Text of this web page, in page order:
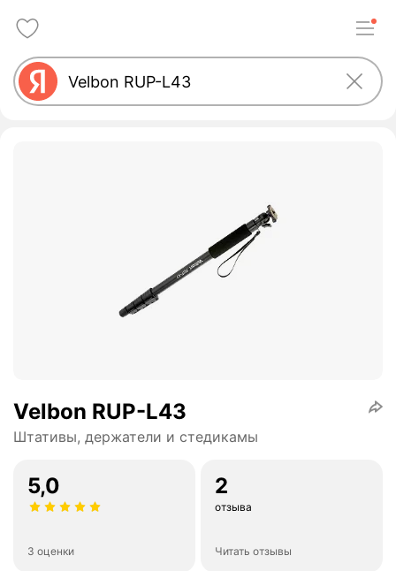
Velbon RUP-L43
Штативы, держатели и стедикамы
5,0
3 оценки
2
отзыва
Читать отзывы